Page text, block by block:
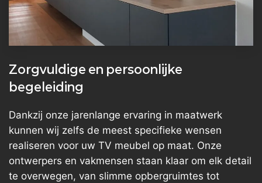
Zorgvuldige en persoonlijke
begeleiding
Dankzij onze jarenlange ervaring in maatwerk
kunnen wij zelfs de meest specifieke wensen
realiseren voor uw TV meubel op maat. Onze
ontwerpers en vakmensen staan klaar om elk detail
te overwegen, van slimme opbergruimtes tot